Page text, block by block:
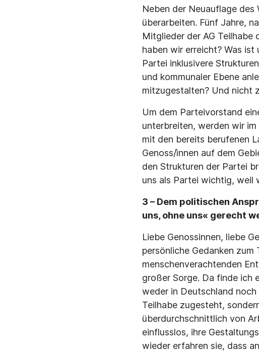
Neben der Neuauflage
überarbeiten. Fünf Jahre,
Mitglieder der AG Teilhabe
haben wir erreicht? Was ist
Partei inklusivere
und kommunaler Ebene
mitzugestalten? Und nicht
Um dem Parteivorstand
unterbreiten, werden wir
mit den bereits berufenen
Genoss/ìnnen auf dem
den Strukturen der Partei
uns als Partei wichtig, weil
3 – Dem politischen
uns, ohne uns« gerecht
Liebe Genossinnen, liebe
persönliche Gedanken zum
menschenverachtenden
großer Sorge. Da finde ich
weder in Deutschland
Teilhabe zugesteht,
überdurchschnittlich von
einflusslos, ihre
wieder erfahren sie, dass